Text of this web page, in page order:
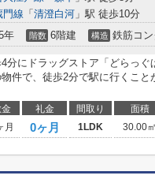
門線 「 清澄白河 」駅 徒歩10分
年 階数 6階建 構造 鉄筋コン
分にドラッグストア「どらっ
件で、徒歩2分で駅に行くこ
礼金 間取り 面積
月 0ヶ月 1LDK 30.00㎡